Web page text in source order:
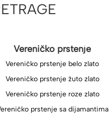
Vereničko prstenje
Vereničko prstenje belo zlato
Vereničko prstenje žuto zlato
Vereničko prstenje roze zlato
prstenje sa dijamantima